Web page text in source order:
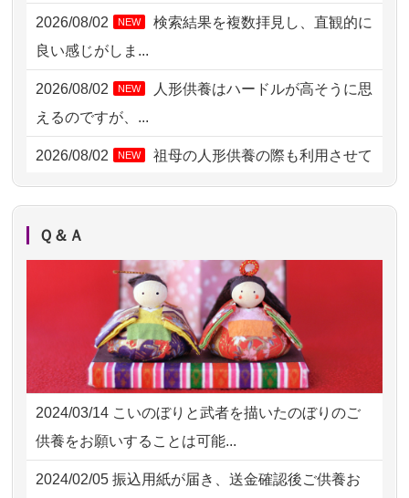
2026/08/02 09:15 神奈川の方からお申込み
2026/08/02 06:46
2026/08/01 19:28 東京都の方からお申込み
2026/08/01 17:10 東京都の方からお申込み
2026/08/01 11:07
2026/07/31 17:28 栃木県の方からお申込み
2026/07/31 12:32 東京都の方からお申込み
2026/07/31 10:29 京都市の方からお申込み
2026/07/31 08:41 埼玉県の方からお申込み
2026/07/30 22:27 墨田区の方からお申込み
2026/07/30 17:02 神奈川の方からお申込み
2026/08/02 NEW
検索結果を複数拝見し、直観的に
良い感じがしま...
2026/08/02 NEW
人形供養はハードルが高そうに思
えるのですが、...
2026/08/02 NEW
祖母の人形供養の際も利用させて
いただき安心感がある
供養の内容（料金や送り方等）がとて
も丁寧に説...
2026/07/18つい先日も利用させていただきまし
た。 手続...
2026/07/18 大切にしていたお人形をきちんと供養
してくださ...
2026/07/15 子供の頃から可愛がってきた七段飾り
Ｑ＆Ａ
2024/03/14 こいのぼりと武者を描いたのぼりのご
供養をお願いすることは可能...
2024/02/05 振込用紙が届き、送金確認後ご供養お